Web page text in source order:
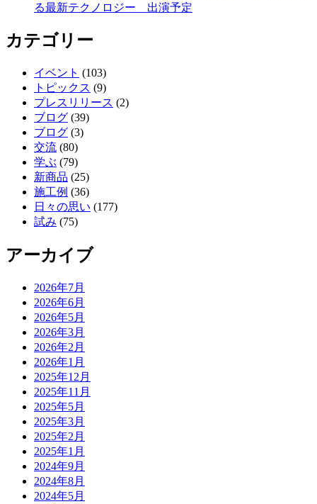
る最新テクノロジー 出演予定
カテゴリー
イベント (103)
トピックス (9)
プレスリリース (2)
ブログ (39)
ブログ (3)
交流 (80)
学ぶ (79)
新商品 (25)
施工例 (36)
日々の思い (177)
試み (75)
アーカイブ
2026年7月
2026年6月
2026年5月
2026年3月
2026年2月
2026年1月
2025年12月
2025年11月
2025年5月
2025年3月
2025年2月
2025年1月
2024年9月
2024年8月
2024年5月